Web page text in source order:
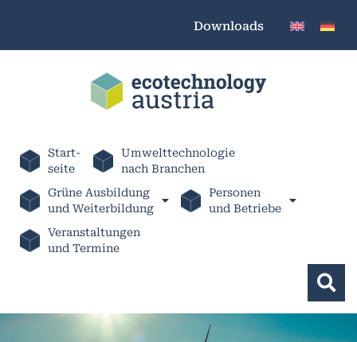
Downloads
Start-
seite
Umwelttechnologie
nach Branchen
Grüne Ausbildung
und Weiterbildung
Personen
und Betriebe
Veranstaltungen
und Termine